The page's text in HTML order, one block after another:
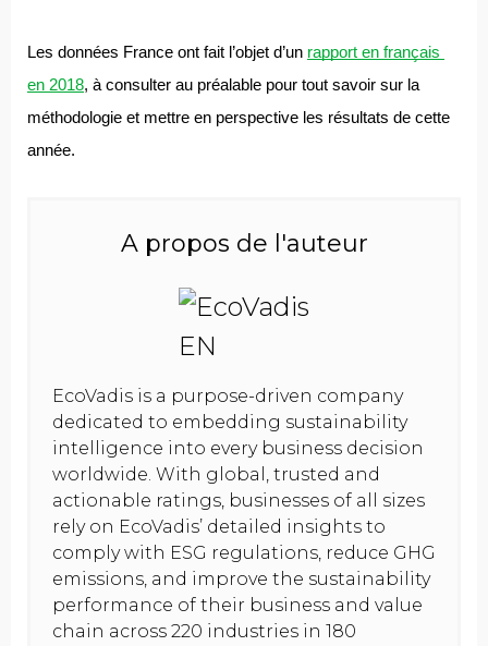
Les données France ont fait l’objet d’un rapport en français
en 2018, à consulter au préalable pour tout savoir sur la
méthodologie et mettre en perspective les résultats de cette
année.
A propos de l'auteur
EcoVadis is a purpose-driven company
dedicated to embedding sustainability
intelligence into every business decision
worldwide. With global, trusted and
actionable ratings, businesses of all sizes
rely on EcoVadis’ detailed insights to
comply with ESG regulations, reduce GHG
emissions, and improve the sustainability
performance of their business and value
chain across 220 industries in 180